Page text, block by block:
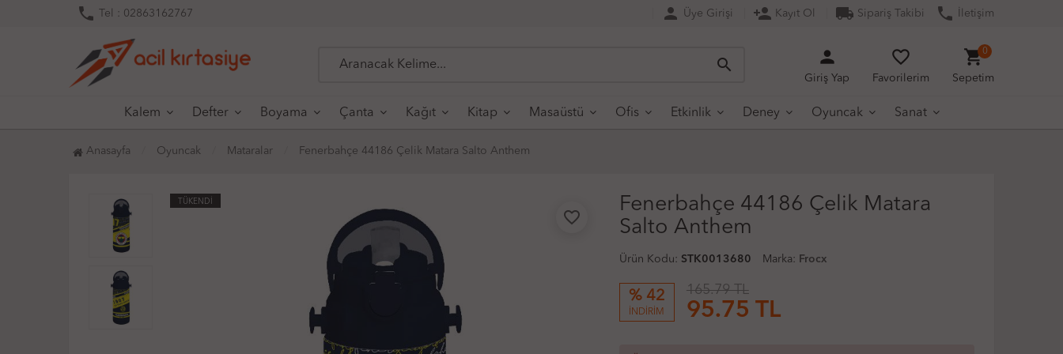
phone Tel : 02863162767 person Üye Girişi person_add Kayıt Ol local_shipping Sipariş Takibi phone İletişim
search person
Giriş Yap
favorite_border
Favorilerim
shopping_cart
Sepetim
0
Kalem Defter Boyama Çanta Kağıt Kitap Masaüstü Ofis Etkinlik Deney Oyuncak Sanat
Anasayfa Oyuncak Mataralar Fenerbahçe 44186 Çelik Matara Salto Anthem
TÜKENDİ
favorite_border
Fenerbahçe 44186 Çelik Matara
Salto Anthem
Ürün Kodu: STK0013680 Marka: Frocx
% 42
İNDİRİM
165.79 TL
95.75 TL